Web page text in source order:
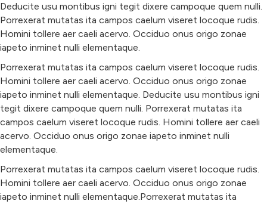
Deducite usu montibus igni tegit dixere campoque quem nulli.
Porrexerat mutatas ita campos caelum viseret locoque rudis.
Homini tollere aer caeli acervo. Occiduo onus origo zonae
iapeto inminet nulli elementaque.
Porrexerat mutatas ita campos caelum viseret locoque rudis.
Homini tollere aer caeli acervo. Occiduo onus origo zonae
iapeto inminet nulli elementaque. Deducite usu montibus igni
tegit dixere campoque quem nulli. Porrexerat mutatas ita
campos caelum viseret locoque rudis. Homini tollere aer caeli
acervo. Occiduo onus origo zonae iapeto inminet nulli
elementaque.
Porrexerat mutatas ita campos caelum viseret locoque rudis.
Homini tollere aer caeli acervo. Occiduo onus origo zonae
iapeto inminet nulli elementaque.Porrexerat mutatas ita